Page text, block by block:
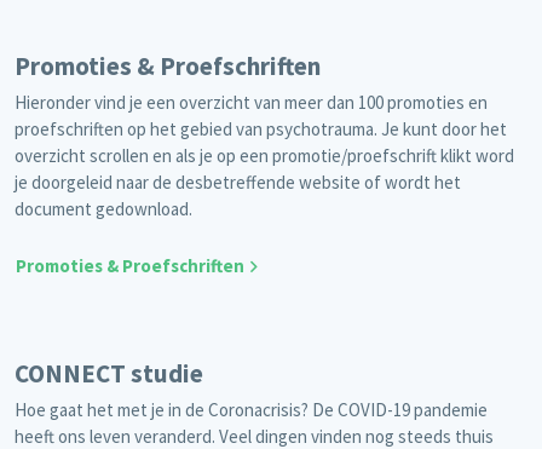
Promoties & Proefschriften
Hieronder vind je een overzicht van meer dan 100 promoties en
proefschriften op het gebied van psychotrauma. Je kunt door het
overzicht scrollen en als je op een promotie/proefschrift klikt word
je doorgeleid naar de desbetreffende website of wordt het
document gedownload.
Promoties & Proefschriften
CONNECT studie
Hoe gaat het met je in de Coronacrisis? De COVID-19 pandemie
heeft ons leven veranderd. Veel dingen vinden nog steeds thuis